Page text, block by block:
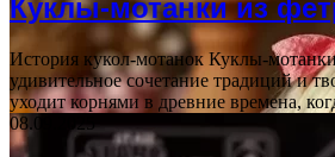
Куклы-мотанки из
История кукол-мотанок Куклы-
удивительное сочетание традиций и
уходит корнями в древние времена,
08.09.2025